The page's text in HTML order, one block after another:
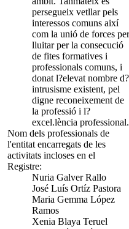
persegueix vetllar pels
interessos comuns així
com la unió de forces per
lluitar per la consecució
de fites formatives i
professionals comuns, i
donat l?elevat nombre d?
intrusisme existent, pel
digne reconeixement de
la professió i l?
excel.lència professional.
Nom dels professionals de
l'entitat encarregats de les
activitats incloses en el
Registre:
Nuria Galver Rallo
José Luís Ortíz Pastora
Maria Gemma López
Ramos
Xenia Blaya Teruel